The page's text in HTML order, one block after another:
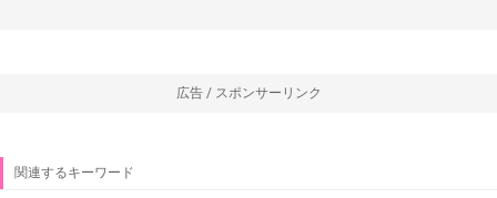
広告 / スポンサーリンク
関連するキーワード